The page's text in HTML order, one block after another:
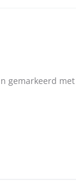
gemarkeerd met